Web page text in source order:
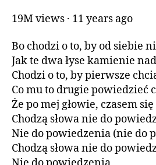
19M views · 11 years ago
Bo chodzi o to, by od siebie
Jak te dwa łyse kamienie
Chodzi o to, by pierwsze
Co mu to drugie powiedzieć
Że po mej głowie, czasem
Chodzą słowa nie do
Nie do powiedzenia (nie do
Chodzą słowa nie do